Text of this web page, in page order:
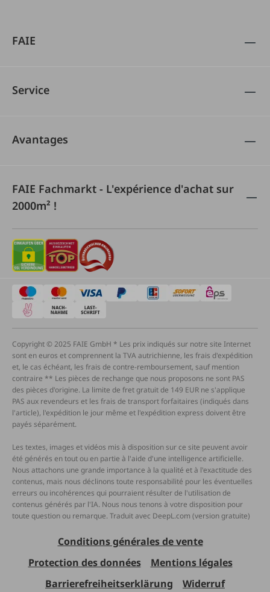
FAIE
Service
Avantages
FAIE Fachmarkt - L'expérience d'achat sur
2000m² !
Copyright © 2025 FAIE GmbH * Les prix indiqués sur notre site Internet
sont en euros et comprennent la TVA autrichienne, les frais d'expédition
et, le cas échéant, les frais de contre-remboursement, sauf mention
contraire ** Les pièces de rechange que nous proposons ne sont PAS
des pièces d'origine. La limite de fret gratuit de 149 EUR ne s'applique
PAS aux revendeurs et les frais de transport forfaitaires (indiqués dans
l'article), l'expédition le jour même et l'expédition express doivent être
payés séparément.
Les textes, images et vidéos mis à disposition sur ce site peuvent avoir
été générés en tout ou en partie à l'aide d'une intelligence artificielle.
Nous attachons une grande importance à la qualité et à l'exactitude des
contenus, mais nous déclinons toute responsabilité pour les éventuelles
erreurs ou incohérences qui pourraient résulter de l'utilisation de
contenus générés par l'IA. Nous nous tenons à votre disposition pour
toute question ou remarque. Traduit avec DeepL.com (version gratuite)
Conditions générales de vente
Protection des données
Mentions légales
Barrierefreiheitserklärung
Widerruf